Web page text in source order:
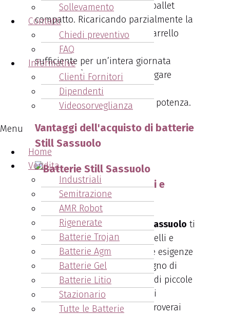
Sollevamento
Contatti
Chiedi preventivo
FAQ
Informative
Clienti Fornitori
Dipendenti
Videosorveglianza
Menu
Home
Vendita
Industriali
Semitrazione
AMR Robot
Rigenerate
Batterie Trojan
Batterie Agm
Batterie Gel
Batterie Litio
Stazionario
Tutte le Batterie
per le operazioni di un transpallet
compatto. Ricaricando parzialmente la
batteria durante il turno, il carrello
elevatore mantiene l’energia
sufficiente per un’intera giornata
lavorativa. È essenziale impiegare
batterie che garantiscano un
equilibrio ottimale tra peso e potenza.
Vantaggi dell'acquisto di batterie
Still Sassuolo
1. Ampia Scelta di Modelli e
Capacità
L’acquisto di batterie Still Sassuolo ti
offre una vasta scelta di modelli e
capacità per soddisfare le tue esigenze
specifiche. Che tu abbia bisogno di
batterie per carrelli elevatori di piccole
dimensioni o per applicazioni
industriali più impegnative, troverai